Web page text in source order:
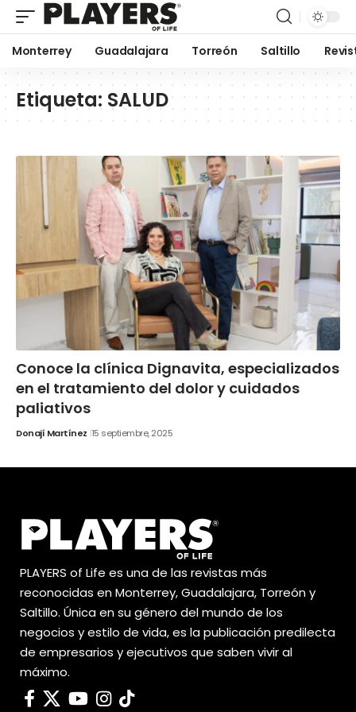
Monterrey Guadalajara Torreón Saltillo
Etiqueta: SALUD
Conoce la clínica Dignavita, especializados
en el tratamiento del dolor y cuidados
paliativos
Donají Martínez 15 septiembre, 2025
PLAYERS of Life es una de las revistas más
reconocidas en Monterrey, Guadalajara, Torreón y
Saltillo. Única en su género del mundo de los
negocios y estilo de vida, es la publicación predilecta
de empresarios y ejecutivos que saben vivir al
máximo.